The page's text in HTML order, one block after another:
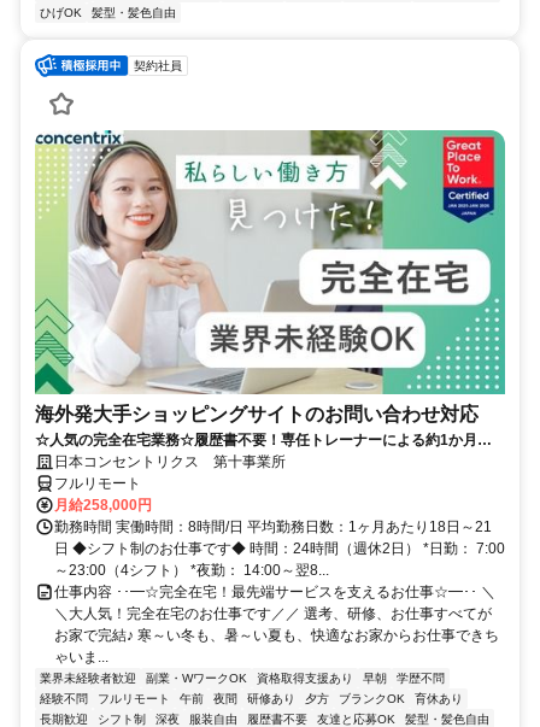
ひげOK
髪型・髪色自由
契約社員
海外発大手ショッピングサイトのお問い合わせ対応
☆人気の完全在宅業務☆履歴書不要！専任トレーナーによる約1か月の
研修で、業界未経験の方も安心！
日本コンセントリクス 第十事業所
フルリモート
月給258,000円
勤務時間 実働時間：8時間/日 平均勤務日数：1ヶ月あたり18日～21
日 ◆シフト制のお仕事です◆ 時間：24時間（週休2日） *日勤： 7:00
～23:00（4シフト） *夜勤： 14:00～翌8...
仕事内容 ･･━☆完全在宅！最先端サービスを支えるお仕事☆━･･ ＼
＼大人気！完全在宅のお仕事です／／ 選考、研修、お仕事すべてが
お家で完結♪ 寒～い冬も、暑～い夏も、快適なお家からお仕事できち
ゃいま...
業界未経験者歓迎 副業・WワークOK 資格取得支援あり 早朝
学歴不問
経験不問
フルリモート 午前 夜間 研修あり 夕方 ブランクOK
育休あり
長期歓迎
シフト制 深夜 服装自由 履歴書不要 友達と応募OK 髪型・髪色自由